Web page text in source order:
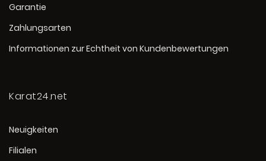
Garantie
Zahlungsarten
Informationen zur Echtheit von Kundenbewertungen
Karat24.net
Neuigkeiten
Filialen